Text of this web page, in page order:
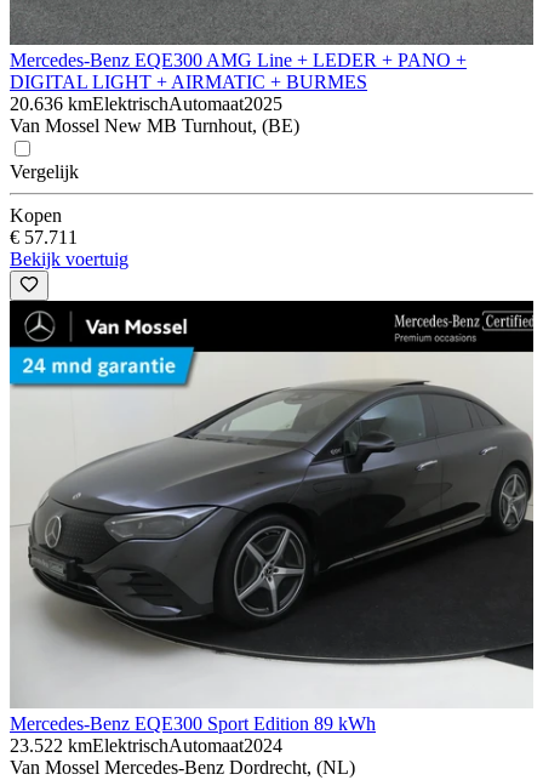
Mercedes-Benz EQE300 AMG Line + LEDER + PANO +
DIGITAL LIGHT + AIRMATIC + BURMES
20.636 kmElektrischAutomaat2025
Van Mossel New MB Turnhout, (BE)
Vergelijk
Kopen
€ 57.711
Bekijk voertuig
Mercedes-Benz EQE300 Sport Edition 89 kWh
23.522 kmElektrischAutomaat2024
Van Mossel Mercedes-Benz Dordrecht, (NL)